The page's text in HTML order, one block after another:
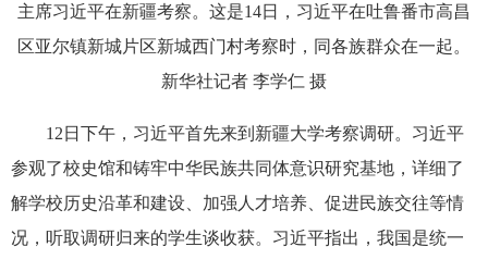
主席习近平在新疆考察。这是14日，习近平在吐鲁番市高昌
区亚尔镇新城片区新城西门村考察时，同各族群众在一起。
新华社记者 李学仁 摄
12日下午，习近平首先来到新疆大学考察调研。习近平
参观了校史馆和铸牢中华民族共同体意识研究基地，详细了
解学校历史沿革和建设、加强人才培养、促进民族交往等情
况，听取调研归来的学生谈收获。习近平指出，我国是统一